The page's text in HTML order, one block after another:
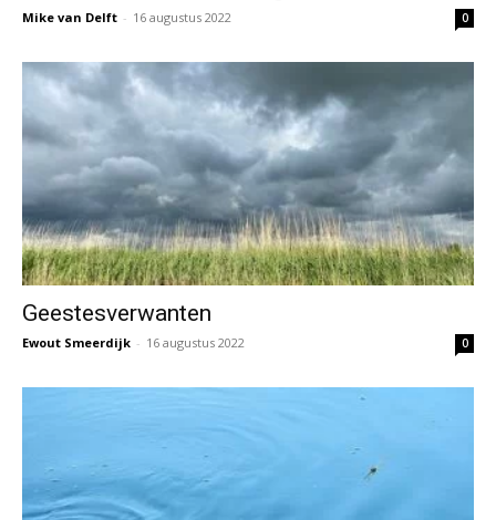
Mike van Delft - 16 augustus 2022 0
Geestesverwanten
Ewout Smeerdijk - 16 augustus 2022 0